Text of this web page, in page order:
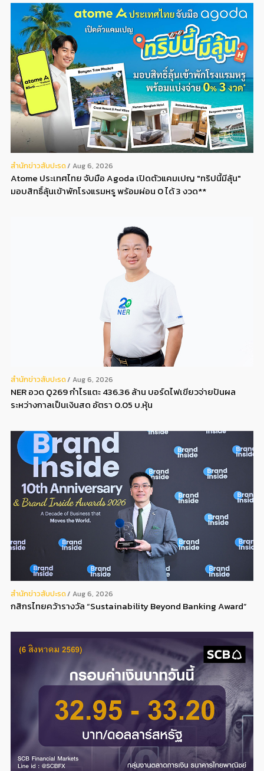
สํานักข่าวสับปะรด Aug 6, 2026
Atome ประเทศไทย จับมือ Agoda เปิดตัวแคมเปญ "ทริปนี้มีลุ้น"
มอบสิทธิ์ลุ้นเข้าพักโรงแรมหรู พร้อมผ่อน 0 ได้ 3 งวด**
สํานักข่าวสับปะรด Aug 6, 2026
NER อวด Q269 กำไรแตะ 436.36 ล้าน บอร์ดไฟเขียวจ่ายปันผล
ระหว่างกาลเป็นเงินสด อัตรา 0.05 บ.หุ้น
สํานักข่าวสับปะรด Aug 6, 2026
กสิกรไทยคว้ารางวัล “Sustainability Beyond Banking Award”